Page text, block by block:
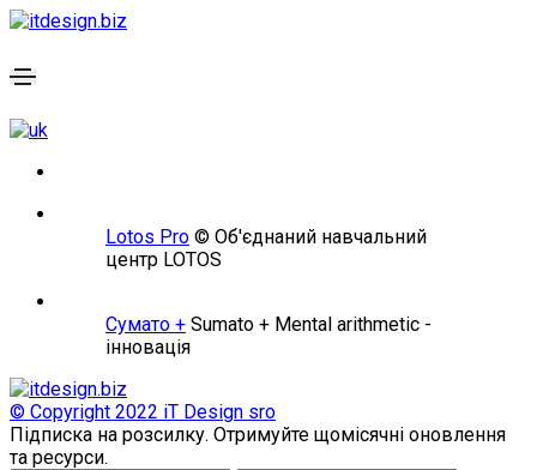
Lotos Pro © Об'єднаний навчальний
центр LOTOS
Сумато + Sumato + Mental arithmetic -
інновація
© Copyright 2022 iT Design sro
Підписка на розсилку. Отримуйте щомісячні оновлення
та ресурси.